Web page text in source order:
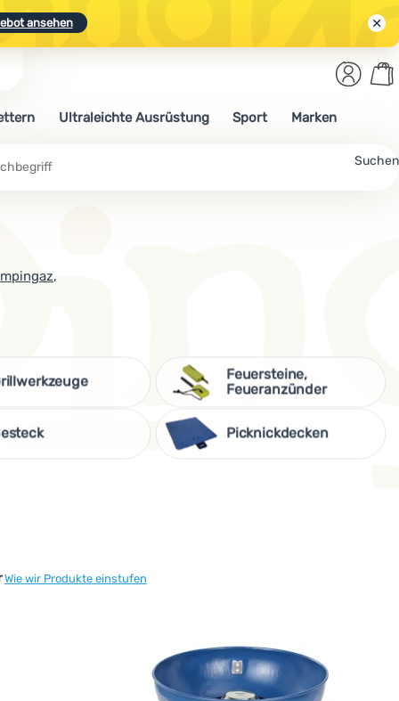
ansehen
ansehen
Suchen
Anmelden
Ultraleichte Ausrüstung Sport Marken
,
Feuersteine,
Feueranzünder
Picknickdecken
Wie wir Produkte einstufen